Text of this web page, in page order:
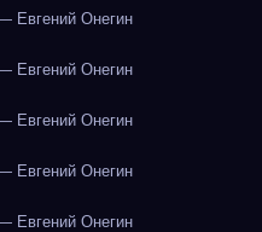
Евгений Онегин
Евгений Онегин
Евгений Онегин
Евгений Онегин
Евгений Онегин